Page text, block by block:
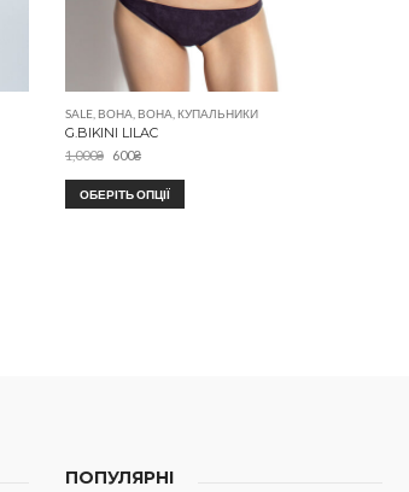
SALE ВОНА ВОНА КУПАЛЬНИКИ
G.BIKINI LILAC
1,000₴ 600₴
ОБЕРІТЬ ОПЦІЇ
ПОПУЛЯРНІ